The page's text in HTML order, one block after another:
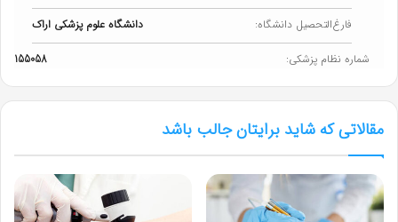
فارغ‌التحصیل دانشگاه: دانشگاه علوم پزشکی اراک
شماره نظام پزشکی: 155058
مقالاتی که شاید برایتان جالب باشد